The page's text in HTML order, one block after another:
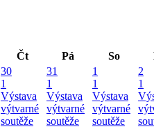
Čt Pá So
30
1
Výstava
výtvarné
soutěže
31
1
Výstava
výtvarné
soutěže
1
1
Výstava
výtvarné
soutěže
2
1